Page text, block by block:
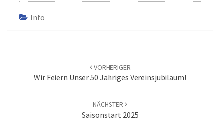
Info
VORHERIGER
Wir Feiern Unser 50 Jähriges Vereinsjubiläum!
NÄCHSTER
Saisonstart 2025